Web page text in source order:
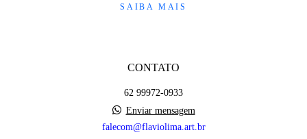
SAIBA MAIS
CONTATO
62 99972-0933
Enviar mensagem
falecom@flaviolima.art.br